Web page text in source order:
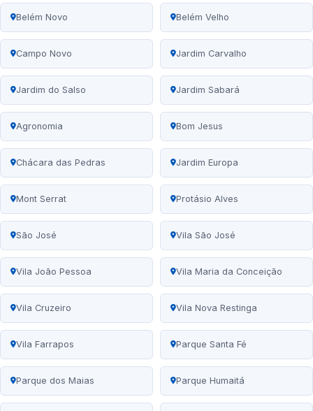
Belém Novo Belém Velho
Campo Novo Jardim Carvalho
Jardim do Salso Jardim Sabará
Agronomia Bom Jesus
Chácara das Pedras Jardim Europa
Mont Serrat Protásio Alves
São José Vila São José
Vila João Pessoa Vila Maria da Conceição
Vila Cruzeiro Vila Nova Restinga
Vila Farrapos Parque Santa Fé
Parque dos Maias Parque Humaitá